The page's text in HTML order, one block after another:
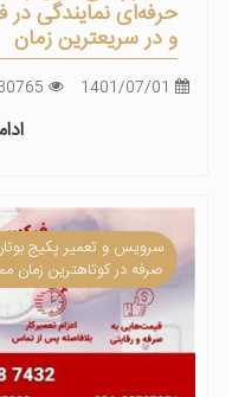
حرفه‌ای نمایندگی
و در سریعترین زمان
سرویس و تعمیر پکیج
صرفه در کوتاهترین زمان